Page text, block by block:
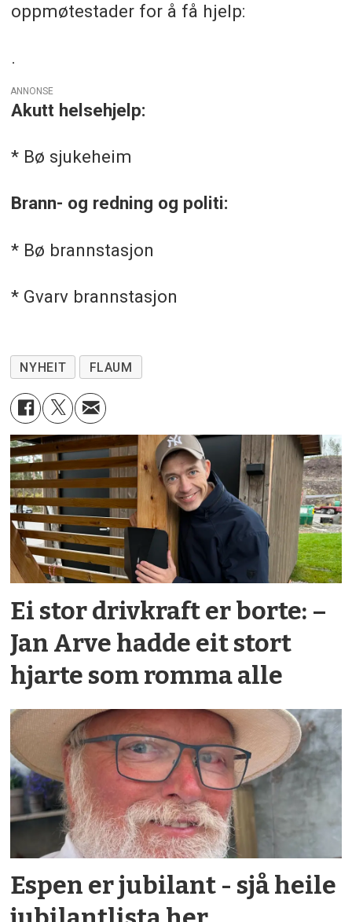
oppmøtestader for å få hjelp:
.
ANNONSE
Akutt helsehjelp:
* Bø sjukeheim
Brann- og redning og politi:
* Bø brannstasjon
* Gvarv brannstasjon
NYHEIT FLAUM
Ei stor drivkraft er borte: –
Jan Arve hadde eit stort
hjarte som romma alle
Espen er jubilant - sjå heile